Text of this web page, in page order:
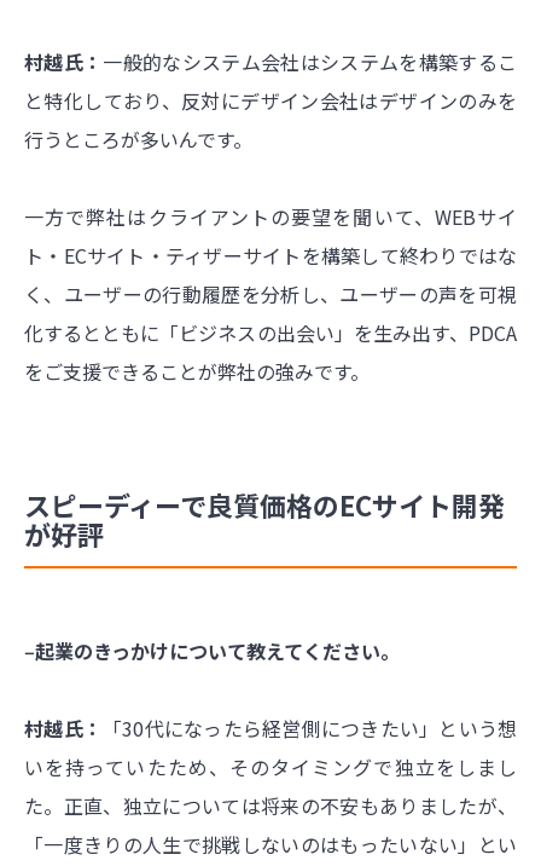
村越氏： 一般的なシステム会社はシステムを構築するこ
と特化しており、反対にデザイン会社はデザインのみを
行うところが多いんです。
一方で弊社はクライアントの要望を聞いて、WEBサイ
ト・ECサイト・ティザーサイトを構築して終わりではな
く、ユーザーの行動履歴を分析し、ユーザーの声を可視
化するとともに 「ビジネスの出会い」を生み出す、PDCA
をご支援できることが弊社の強みです。
スピーディーで良質価格のECサイト開発
が好評
‒起業のきっかけについて教えてください。
村越氏：
「30代になったら経営側につきたい」という想
いを持っていたため、そのタイミングで独立をしまし
た。正直、独立については将来の不安もありましたが、
「一度きりの人生で挑戦しないのはもったいない」とい